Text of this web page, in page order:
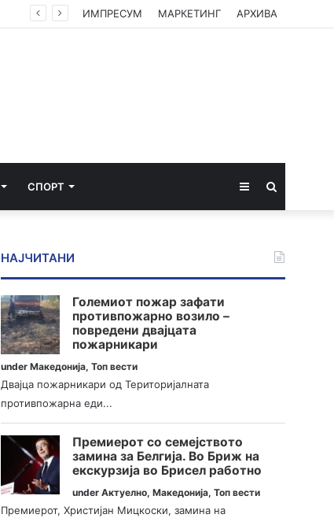
ИМПРЕСУМ МАРКЕТИНГ АРХИВА
СПОРТ Sidebar
НАЈЧИТАНИ
Големиот пожар зафати
противпожарно возило –
повредени двајцата
пожарникари
underМакедонија,Топ вести
Двајца пожарникари од Територијалната
противпожарна еди...
Премиерот со семејството
замина за Белгија. Во Бриж на
екскурзија во Брисел работно
underАктуелно,Македонија,Топ вести
Премиерот, Христијан Мицкоски, замина на